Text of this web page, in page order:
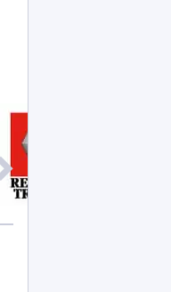
Suivant